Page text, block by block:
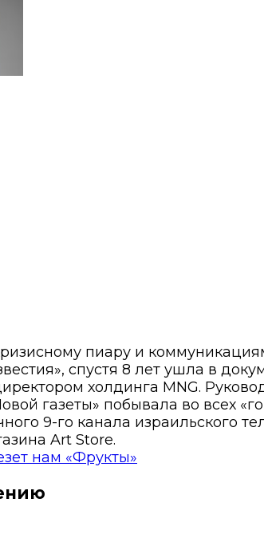
пиару и
спустя 8 лет ушла в
холдинга MNG.
газеты» побывала во всех
9-го канала израильского
Art Store.
нам «Фрукты»